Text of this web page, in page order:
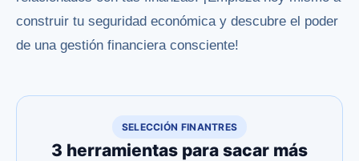
construir tu seguridad económica y descubre el poder
de una gestión financiera consciente!
SELECCIÓN FINANTRES
3 herramientas para sacar más